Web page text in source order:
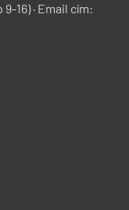
16) · Email cím: